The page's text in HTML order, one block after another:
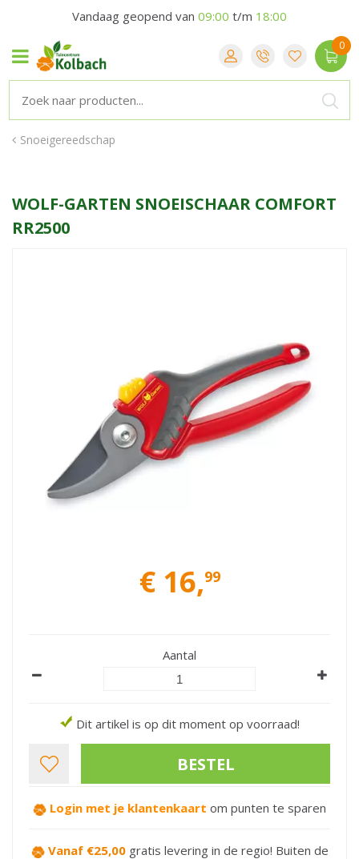
Snoeigereedschap
Vandaag geopend van 09:00 t/m 18:00
WOLF-GARTEN SNOEISCHAAR COMFORT
RR2500
€ 16,99
Aantal
Dit artikel is op dit moment op voorraad!
Login met je klantenkaart om punten te sparen
Vanaf €25,00gratis levering in de regio! Buiten de